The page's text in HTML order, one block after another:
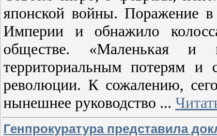
японской войны. Поражение в
Империи и обнажило
обществе. «Маленькая и
территориальным потерям и
революции. К сожалению,
нынешнее руководство ...
Генпрокуратура представила